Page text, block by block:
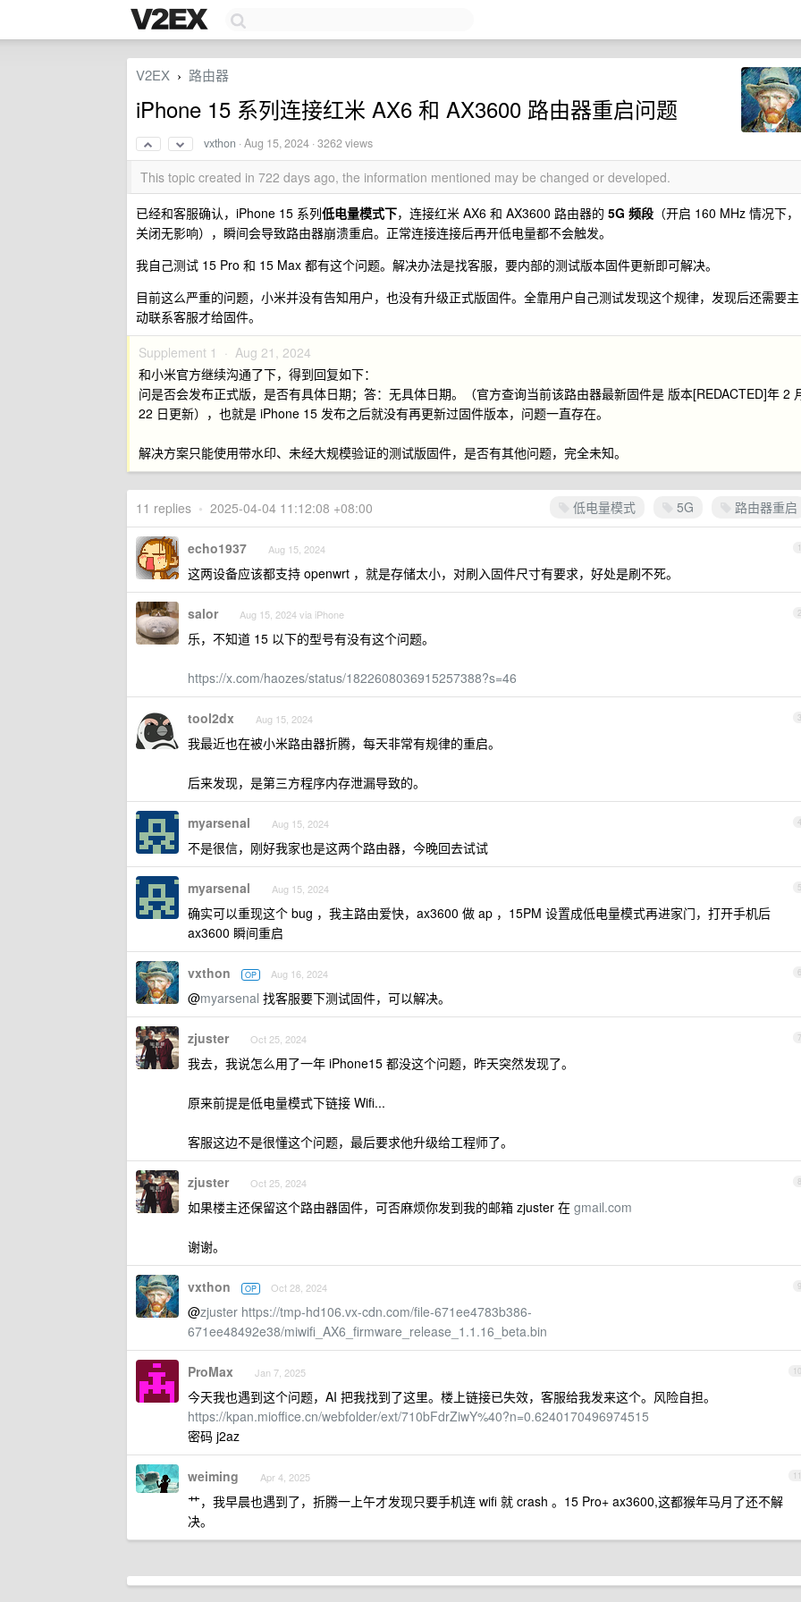
V2EX › 路由器
iPhone 15 系列连接红米 AX6 和 AX3600 路由器重启问题
vxthon ·Aug 15, 2024 · 3262 views
This topic created in 722 days ago, the information mentioned may be changed or developed.
已经和客服确认，iPhone 15 系列低电量模式下，连接红米 AX6 和 AX3600 路由器的 5G 频段 （开启 160 MHz 情况下，
关闭无影响），瞬间会导致路由器崩溃重启。正常连接连接后再开低电量都不会触发。
我自己测试 15 Pro 和 15 Max 都有这个问题。解决办法是找客服，要内部的测试版本固件更新即可解决。
目前这么严重的问题，小米并没有告知用户，也没有升级正式版固件。全靠用户自己测试发现这个规律，发现后还需要主
动联系客服才给固件。
Supplement 1 · Aug 21, 2024
和小米官方继续沟通了下，得到回复如下：
问是否会发布正式版，是否有具体日期；答：无具体日期。（官方查询当前该路由器最新固件是 版本[REDACTED]年 2
22 日更新），也就是 iPhone 15 发布之后就没有再更新过固件版本，问题一直存在。
解决方案只能使用带水印、未经大规模验证的测试版固件，是否有其他问题，完全未知。
低电量模式 5G 路由器重启
11 replies • 2025-04-04 11:12:08 +08:00
1
echo1937 Aug 15, 2024
这两设备应该都支持 openwrt ，就是存储太小，对刷入固件尺寸有要求，好处是刷不死。
2
salor Aug 15, 2024 via iPhone
乐，不知道 15 以下的型号有没有这个问题。
https://x.com/haozes/status/1822608036915257388?s=46
3
tool2dx Aug 15, 2024
我最近也在被小米路由器折腾，每天非常有规律的重启。
后来发现，是第三方程序内存泄漏导致的。
4
myarsenal Aug 15, 2024
不是很信，刚好我家也是这两个路由器，今晚回去试试
5
myarsenal Aug 15, 2024
确实可以重现这个 bug ，我主路由爱快，ax3600 做 ap ，15PM 设置成低电量模式再进家门，打开手机后
ax3600 瞬间重启
6
vxthon OP Aug 16, 2024
@myarsenal 找客服要下测试固件，可以解决。
7
zjuster Oct 25, 2024
我去，我说怎么用了一年 iPhone15 都没这个问题，昨天突然发现了。
原来前提是低电量模式下链接 Wifi...
客服这边不是很懂这个问题，最后要求他升级给工程师了。
8
zjuster Oct 25, 2024
如果楼主还保留这个路由器固件，可否麻烦你发到我的邮箱 zjuster 在 gmail.com
谢谢。
9
vxthon OP Oct 28, 2024
@zjuster https://tmp-hd106.vx-cdn.com/file-671ee4783b386-
671ee48492e38/miwifi_AX6_firmware_release_1.1.16_beta.bin
10
ProMax Jan 7, 2025
今天我也遇到这个问题，AI 把我找到了这里。楼上链接已失效，客服给我发来这个。风险自担。
https://kpan.mioffice.cn/webfolder/ext/710bFdrZiwY%40?n=0.6240170496974515
密码 j2az
11
weiming Apr 4, 2025
艹，我早晨也遇到了，折腾一上午才发现只要手机连 wifi 就 crash 。15 Pro+ ax3600,这都猴年马月了还不解
决。